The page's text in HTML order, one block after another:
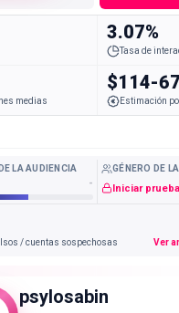
3.07%
Tasa de
medias
$114-
Estimación
LA AUDIENCIA
-
GÉNERO DE
Iniciar
/ cuentas sospechosas Ver
psylosabin